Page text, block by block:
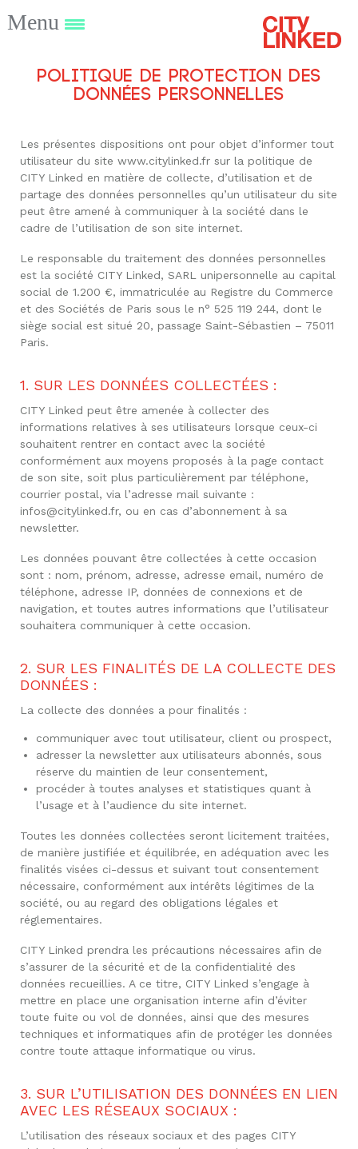
Politique de protection des
données personnelles
Les présentes dispositions ont pour objet d’informer tout
utilisateur du site www.citylinked.fr sur la politique de
CITY Linked en matière de collecte, d’utilisation et de
partage des données personnelles qu’un utilisateur du site
peut être amené à communiquer à la société dans le
cadre de l’utilisation de son site internet.
Le responsable du traitement des données personnelles
est la société CITY Linked, SARL unipersonnelle au capital
social de 1.200 €, immatriculée au Registre du Commerce
et des Sociétés de Paris sous le n° 525 119 244, dont le
siège social est situé 20, passage Saint-Sébastien – 75011
Paris.
1. SUR LES DONNÉES COLLECTÉES :
CITY Linked peut être amenée à collecter des
informations relatives à ses utilisateurs lorsque ceux-ci
souhaitent rentrer en contact avec la société
conformément aux moyens proposés à la page contact
de son site, soit plus particulièrement par téléphone,
courrier postal, via l’adresse mail suivante :
infos@citylinked.fr, ou en cas d’abonnement à sa
newsletter.
Les données pouvant être collectées à cette occasion
sont : nom, prénom, adresse, adresse email, numéro de
téléphone, adresse IP, données de connexions et de
navigation, et toutes autres informations que l’utilisateur
souhaitera communiquer à cette occasion.
2. SUR LES FINALITÉS DE LA COLLECTE DES
DONNÉES :
La collecte des données a pour finalités :
communiquer avec tout utilisateur, client ou prospect,
adresser la newsletter aux utilisateurs abonnés, sous
réserve du maintien de leur consentement,
procéder à toutes analyses et statistiques quant à
l’usage et à l’audience du site internet.
Toutes les données collectées seront licitement traitées,
de manière justifiée et équilibrée, en adéquation avec les
finalités visées ci-dessus et suivant tout consentement
nécessaire, conformément aux intérêts légitimes de la
société, ou au regard des obligations légales et
réglementaires.
CITY Linked prendra les précautions nécessaires afin de
s’assurer de la sécurité et de la confidentialité des
données recueillies. A ce titre, CITY Linked s’engage à
mettre en place une organisation interne afin d’éviter
toute fuite ou vol de données, ainsi que des mesures
techniques et informatiques afin de protéger les données
contre toute attaque informatique ou virus.
3. SUR L’UTILISATION DES DONNÉES EN LIEN
AVEC LES RÉSEAUX SOCIAUX :
L’utilisation des réseaux sociaux et des pages CITY
Menu